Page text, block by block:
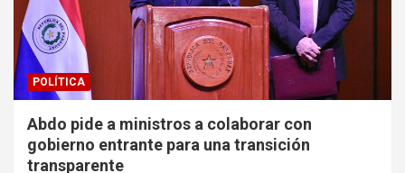
POLÍTICA
Abdo pide a ministros a colaborar con
gobierno entrante para una transición
transparente